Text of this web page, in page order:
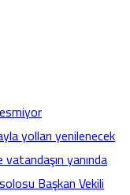
yolları yenilenecek
yanında
Başkan Vekili